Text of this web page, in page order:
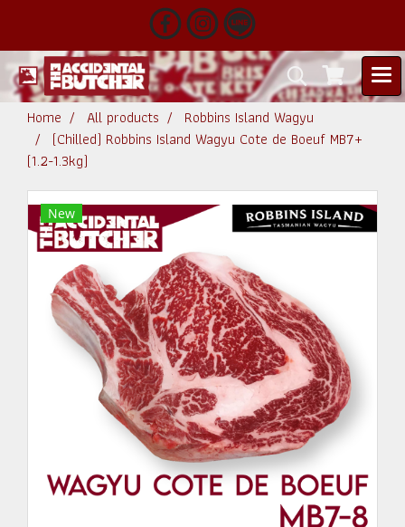
Home All products
Robbins Island Wagyu
(Chilled) Robbins Island Wagyu Cote de Boeuf MB7+
(1.2-1.3kg)
New